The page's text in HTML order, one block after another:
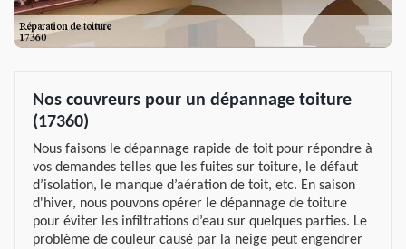
Nos couvreurs pour un dépannage toiture
(17360)
Nous faisons le dépannage rapide de toit pour répondre à
vos demandes telles que les fuites sur toiture, le défaut
d’isolation, le manque d’aération de toit, etc. En saison
d'hiver, nous pouvons opérer le dépannage de toiture
pour éviter les infiltrations d’eau sur quelques parties. Le
problème de couleur causé par la neige peut engendrer